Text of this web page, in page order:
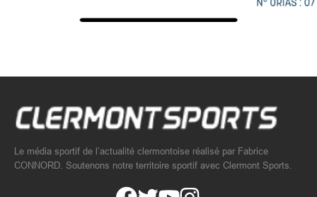
Le média sportif de l’actualité clermontoise réalisé par Fabrice
CONNORD. Soutenons notre territoire sportif avec Clermont Sports.